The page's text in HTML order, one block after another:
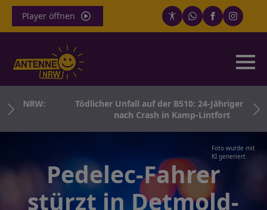
Player öffnen
NRW:
Tödlicher Unfall auf der B510: 24-Jähriger stirbt
nach Crash in Kamp-Lintfort
Foto wurde mit
KI generiert
Pedelec-Fahrer
stürzt in Detmold-